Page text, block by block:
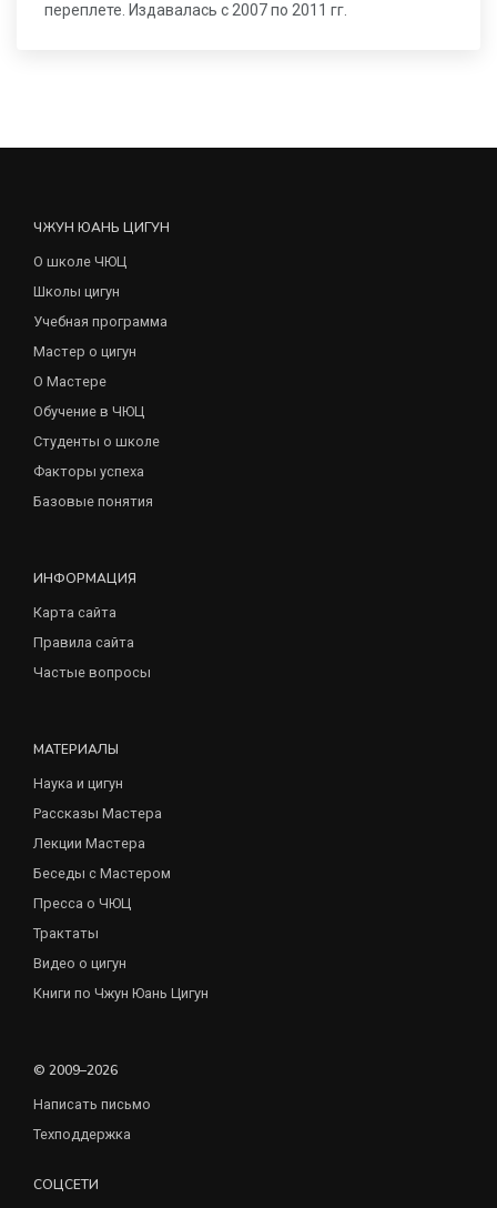
переплете. Издавалась с 2007 по 2011 гг.
ЧЖУН ЮАНЬ ЦИГУН
О школе ЧЮЦ
Школы цигун
Учебная программа
Мастер о цигун
О Мастере
Обучение в ЧЮЦ
Студенты о школе
Факторы успеха
Базовые понятия
ИНФОРМАЦИЯ
Карта сайта
Правила сайта
Частые вопросы
МАТЕРИАЛЫ
Наука и цигун
Рассказы Мастера
Лекции Мастера
Беседы с Мастером
Пресса о ЧЮЦ
Трактаты
Видео о цигун
Книги по Чжун Юань Цигун
© 2009–2026
Написать письмо
Техподдержка
СОЦСЕТИ